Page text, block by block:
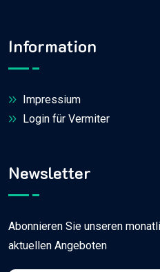
Information
Impressium
Login für Vermiter
Newsletter
Abonnieren Sie unseren
aktuellen Angeboten